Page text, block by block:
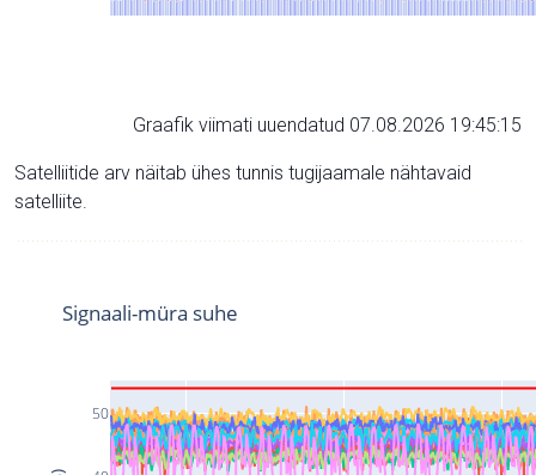
Graafik viimati uuendatud 07.08.2026 19:45:15
Satelliitide arv näitab ühes tunnis tugijaamale nähtavaid
satelliite.
50
Signaali-müra suhe